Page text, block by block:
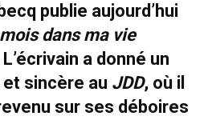
publie aujourd’hui
dans ma vie
a donné un
sincère au JDD, où il
sur ses déboires